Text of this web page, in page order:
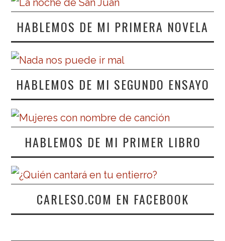
HABLEMOS DE MI PRIMERA NOVELA
HABLEMOS DE MI SEGUNDO ENSAYO
HABLEMOS DE MI PRIMER LIBRO
CARLESO.COM EN FACEBOOK